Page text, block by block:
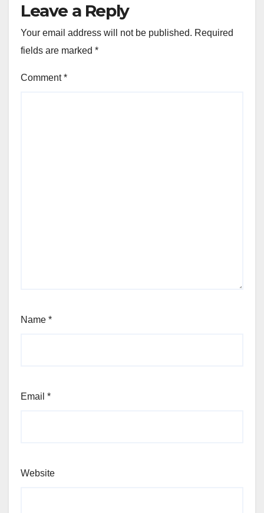
Leave a Reply
Your email address will not be published. Required
fields are marked *
Comment*
Name *
Email *
Website